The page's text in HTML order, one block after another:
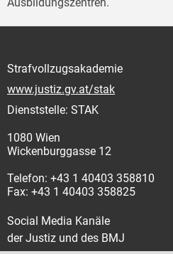
Ausbildungszentren.
Strafvollzugsakademie
www.justiz.gv.at/stak
Dienststelle: STAK
1080 Wien
Wickenburggasse 12
Telefon: +43 1 40403 358810
Fax: +43 1 40403 358825
Social Media Kanäle
der Justiz und des BMJ